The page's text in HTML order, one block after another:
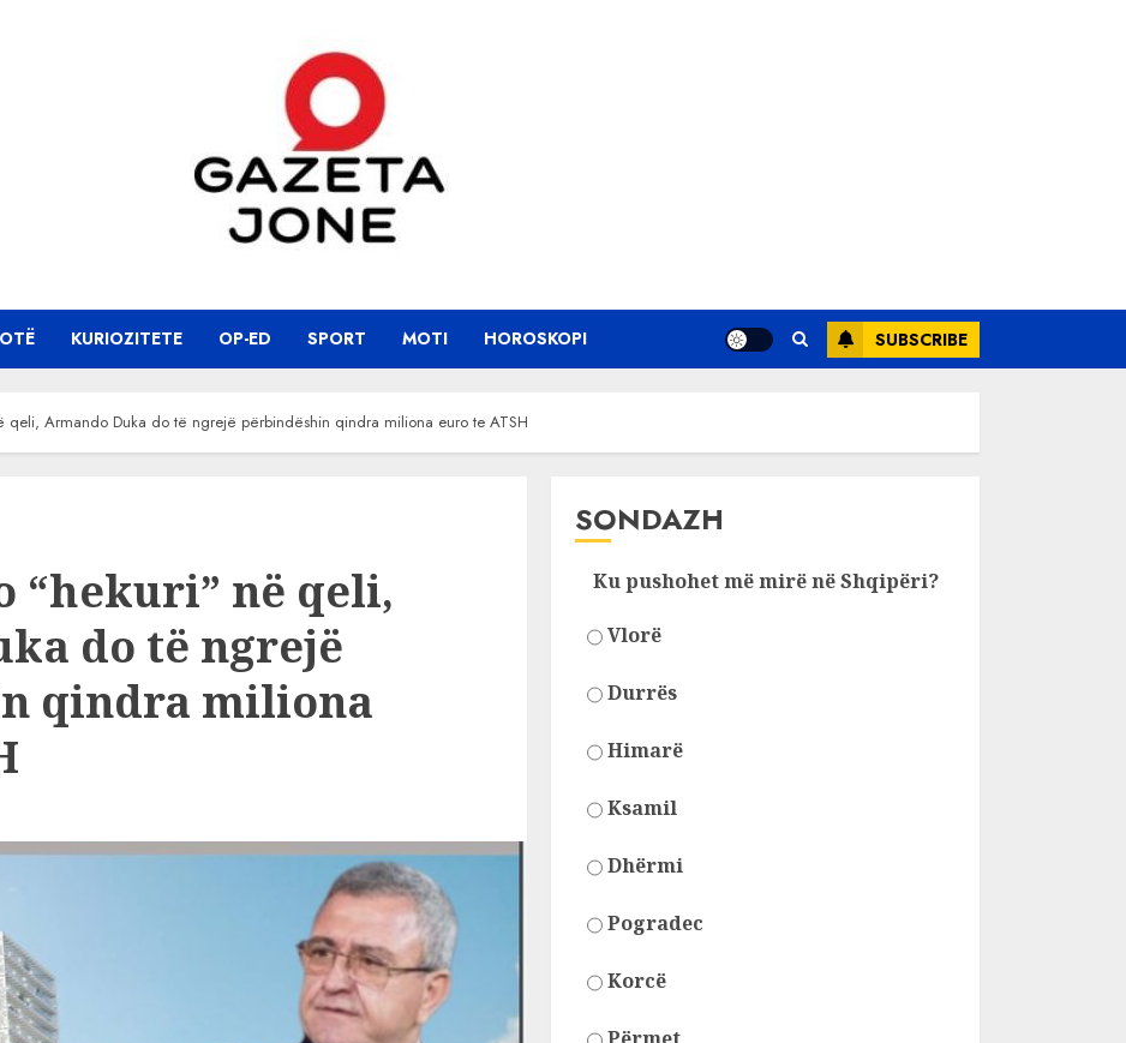
KURIOZITETE OP-ED SPORT MOTI HOROSKOPI SUBSCRIBE
qeli, Armando Duka do të ngrejë përbindëshin qindra miliona euro te ATSH
“hekuri” në qeli,
do të ngrejë
qindra miliona
SONDAZH
Ku pushohet më mirë në Shqipëri?
Vlorë
Durrës
Himarë
Ksamil
Dhërmi
Pogradec
Korcë